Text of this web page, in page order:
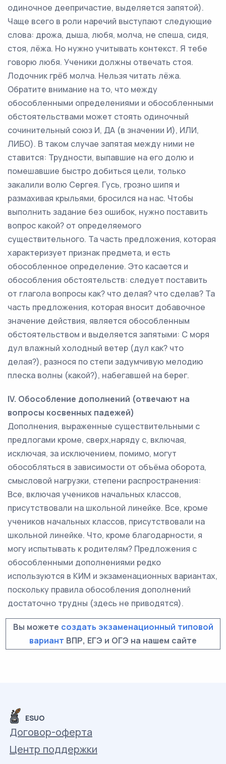
одиночное деепричастие, выделяется запятой).
Чаще всего в роли наречий выступают следующие
слова: дрожа, дыша, любя, молча, не спеша, сидя,
стоя, лёжа. Но нужно учитывать контекст. Я тебе
говорю любя. Ученики должны отвечать стоя.
Лодочник грёб молча. Нельзя читать лёжа.
Обратите внимание на то, что между
обособленными определениями и обособленными
обстоятельствами может стоять одиночный
сочинительный союз И, ДА (в значении И), ИЛИ,
ЛИБО). В таком случае запятая между ними не
ставится: Трудности, выпавшие на его долю и
помешавшие быстро добиться цели, только
закалили волю Сергея. Гусь, грозно шипя и
размахивая крыльями, бросился на нас. Чтобы
выполнить задание без ошибок, нужно поставить
вопрос какой? от определяемого
существительного. Та часть предложения, которая
характеризует признак предмета, и есть
обособленное определение. Это касается и
обособления обстоятельств: следует поставить
от глагола вопросы как? что делая? что сделав? Та
часть предложения, которая вносит добавочное
значение действия, является обособленным
обстоятельством и выделяется запятыми: С моря
дул влажный холодный ветер (дул как? что
делая?), разнося по степи задумчивую мелодию
плеска волны (какой?), набегавшей на берег.
IV. Обособление дополнений (отвечают на
вопросы косвенных падежей)
Дополнения, выраженные существительными с
предлогами кроме, сверх,наряду с, включая,
исключая, за исключением, помимо, могут
обособляться в зависимости от объёма оборота,
смысловой нагрузки, степени распространения:
Все, включая учеников начальных классов,
присутствовали на школьной линейке. Все, кроме
учеников начальных классов, присутствовали на
школьной линейке. Что, кроме благодарности, я
могу испытывать к родителям? Предложения с
обособленными дополнениями редко
используются в КИМ и экзаменационных вариантах,
поскольку правила обособления дополнений
достаточно трудны (здесь не приводятся).
Вы можете создать экзаменационный типовой
вариант ВПР, ЕГЭ и ОГЭ на нашем сайте
ESUO
Договор-оферта
Центр поддержки